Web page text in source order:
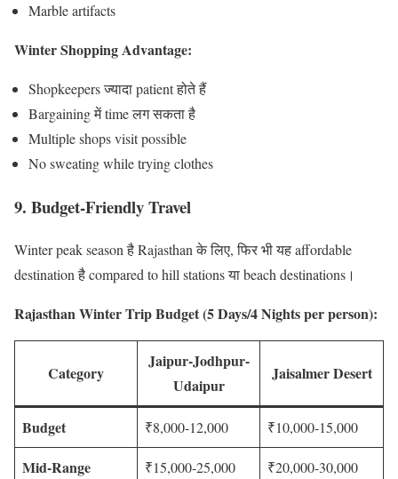
Marble artifacts
Winter Shopping Advantage:
Shopkeepers ज्यादा patient होते हैं
Bargaining में time लग सकता है
Multiple shops visit possible
No sweating while trying clothes
9. Budget-Friendly Travel
Winter peak season है Rajasthan के लिए, फिर भी यह affordable
destination है compared to hill stations या beach destinations।
Rajasthan Winter Trip Budget (5 Days/4 Nights per person):
Category
Jaipur-Jodhpur-
Udaipur
Jaisalmer Desert
Budget ₹8,000-12,000 ₹10,000-15,000
Mid-Range ₹15,000-25,000 ₹20,000-30,000